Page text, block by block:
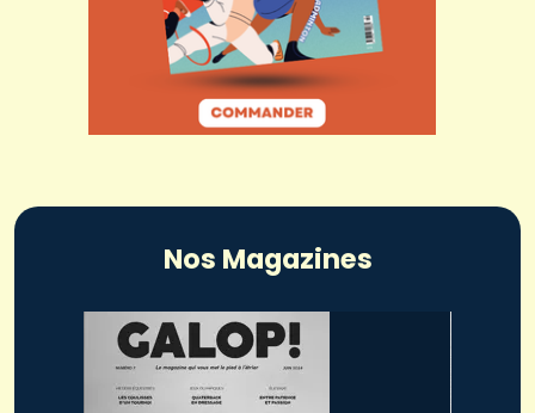
Nos Magazines